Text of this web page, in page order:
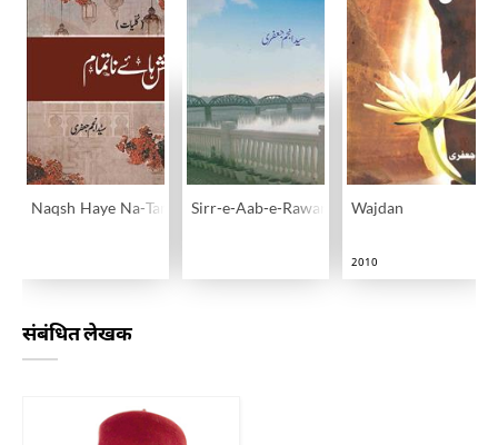
Naqsh Haye Na-TamaamSirr-e-Aab-e-Rawan Wajdan
2010
संबंधित लेखक